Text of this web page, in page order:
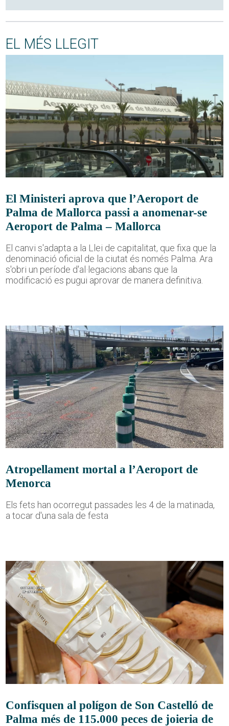
EL MÉS LLEGIT
El Ministeri aprova que l’Aeroport de
Palma de Mallorca passi a anomenar-se
Aeroport de Palma – Mallorca
El canvi s'adapta a la Llei de capitalitat, que fixa que la
denominació oficial de la ciutat és només Palma. Ara
s'obri un període d'al·legacions abans que la
modificació es pugui aprovar de manera definitiva.
Atropellament mortal a l’Aeroport de
Menorca
Els fets han ocorregut passades les 4 de la matinada,
a tocar d'una sala de festa
Confisquen al polígon de Son Castelló de
Palma més de 115.000 peces de joieria de